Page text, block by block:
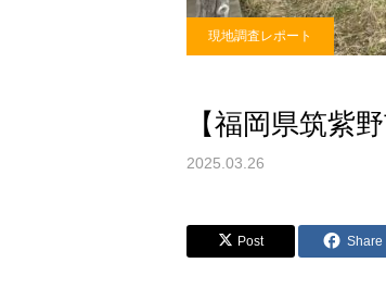
現地調査レポート
【福岡県筑紫
2025.03.26
Post Share